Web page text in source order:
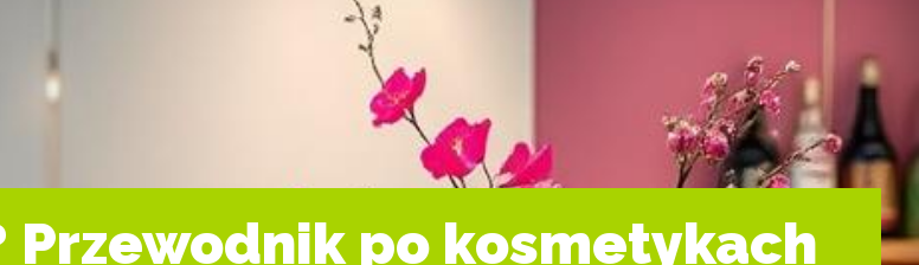
Przewodnik po kosmetykach